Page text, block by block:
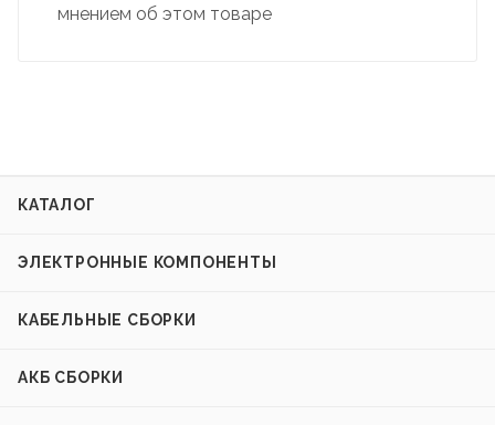
мнением об этом товаре
КАТАЛОГ
ЭЛЕКТРОННЫЕ КОМПОНЕНТЫ
КАБЕЛЬНЫЕ СБОРКИ
АКБ СБОРКИ